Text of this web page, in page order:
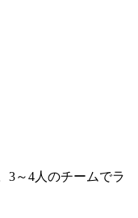
3～4人のチームでラ